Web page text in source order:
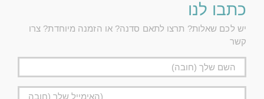
כתבו לנו
יש לכם שאלות? תרצו לתאם סדנה? או הזמנה מיוחדת? צרו
קשר